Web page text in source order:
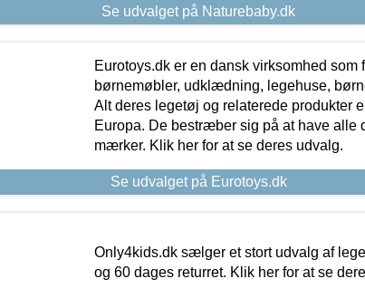
Se udvalget på Naturebaby.dk
Eurotoys.dk er en dansk virksomhed som
børnemøbler, udklædning, legehuse,
Alt deres legetøj og relaterede produkter
Europa. De bestræber sig på at have alle
mærker. Klik her for at se deres udvalg.
Se udvalget på Eurotoys.dk
Only4kids.dk sælger et stort udvalg af
og 60 dages returret. Klik her for at se